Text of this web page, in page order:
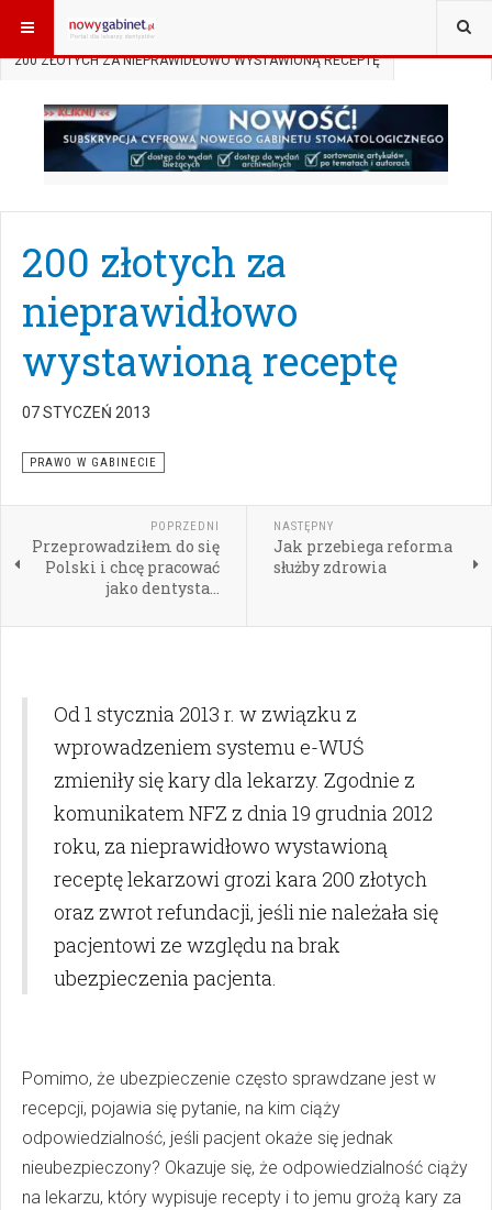
JESTEŚ TUTAJ: START
200 ZŁOTYCH ZA NIEPRAWIDŁOWO WYSTAWIONĄ RECEPTĘ
200 złotych za
nieprawidłowo
wystawioną receptę
07 STYCZEŃ 2013
PRAWO W GABINECIE
POPRZEDNI
Przeprowadziłem do się
Polski i chcę pracować
jako dentysta...
NASTĘPNY
Jak przebiega reforma
służby zdrowia
Od 1 stycznia 2013 r. w związku z
wprowadzeniem systemu e-WUŚ
zmieniły się kary dla lekarzy. Zgodnie z
komunikatem NFZ z dnia 19 grudnia 2012
roku, za nieprawidłowo wystawioną
receptę lekarzowi grozi kara 200 złotych
oraz zwrot refundacji, jeśli nie należała się
pacjentowi ze względu na brak
ubezpieczenia pacjenta.
Pomimo, że ubezpieczenie często sprawdzane jest w
recepcji, pojawia się pytanie, na kim ciąży
odpowiedzialność, jeśli pacjent okaże się jednak
nieubezpieczony? Okazuje się, że odpowiedzialność ciąży
na lekarzu, który wypisuje recepty i to jemu grożą kary za